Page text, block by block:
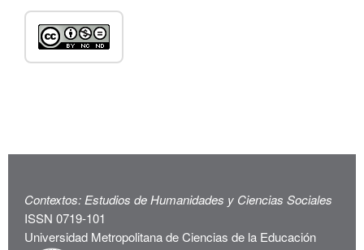
Contextos: Estudios de Humanidades y Ciencias Sociales
ISSN 0719-101
Universidad Metropolitana de Ciencias de la Educación